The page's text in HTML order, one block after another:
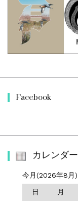
Facebook
カレンダー
今月(2026年8月)
日 月